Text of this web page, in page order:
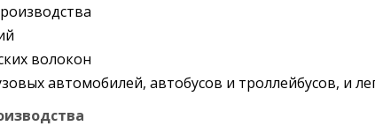
волокон
автомобилей, автобусов и троллейбусов, и